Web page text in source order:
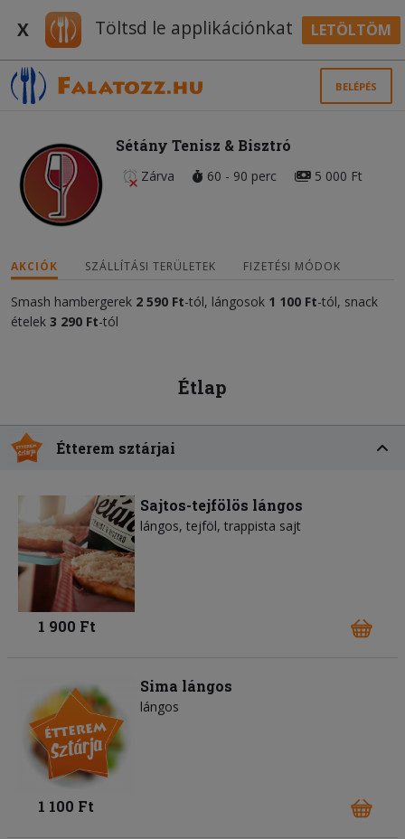
X Töltsd le applikációnkat LETÖLTÖM
BELÉPÉS
Sétány Tenisz & Bisztró
Zárva 60 - 90 perc 5 000 Ft
AKCIÓK SZÁLLÍTÁSI TERÜLETEK FIZETÉSI MÓDOK
Smash hambergerek 2 590 Ft-tól, lángosok 1 100 Ft-tól, snack
ételek 3 290 Ft-tól
Étlap
Étterem sztárjai
Sajtos-tejfölös lángos
lángos tejföl trappista sajt
1 900 Ft
Sima lángos
lángos
1 100 Ft